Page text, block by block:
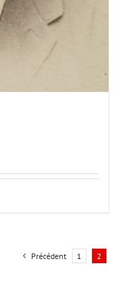
Précédent 1 2